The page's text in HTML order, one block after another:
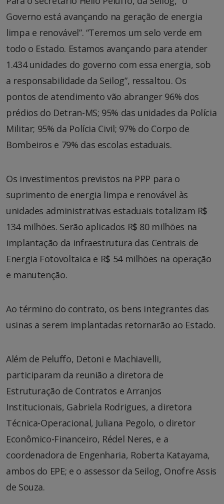
Governo está avançando na geração de energia
limpa e renovável”. “Teremos um selo verde em
todo o Estado. Estamos avançando para atender
1.434 unidades do governo com essa energia, sob
a responsabilidade da Seilog”, ressaltou. Os
pontos de atendimento vão abranger 96% dos
prédios do Detran-MS; 95% das unidades da Polícia
Militar; 95% da Polícia Civil; 97% do Corpo de
Bombeiros e 79% das escolas estaduais.
Os investimentos previstos na PPP para o
suprimento de energia limpa e renovável às
unidades administrativas estaduais totalizam R$
134 milhões. Serão aplicados R$ 80 milhões na
implantação da infraestrutura das Centrais de
Energia Fotovoltaica e R$ 54 milhões na operação
e manutenção.
Ao término do contrato, os bens integrantes das
usinas a serem implantadas retornarão ao Estado.
Além de Peluffo, Detoni e Machiavelli,
participaram da reunião a diretora de
Estruturação de Contratos e Arranjos
Institucionais, Gabriela Rodrigues, a diretora
Técnica-Operacional, Juliana Pegolo, o diretor
Econômico-Financeiro, Rédel Neres, e a
coordenadora de Engenharia, Roberta Katayama,
ambos do EPE; e o assessor da Seilog, Onofre Assis
de Souza.